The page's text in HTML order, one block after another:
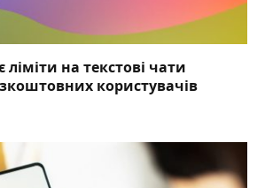
ліміти на текстові чати
користувачів